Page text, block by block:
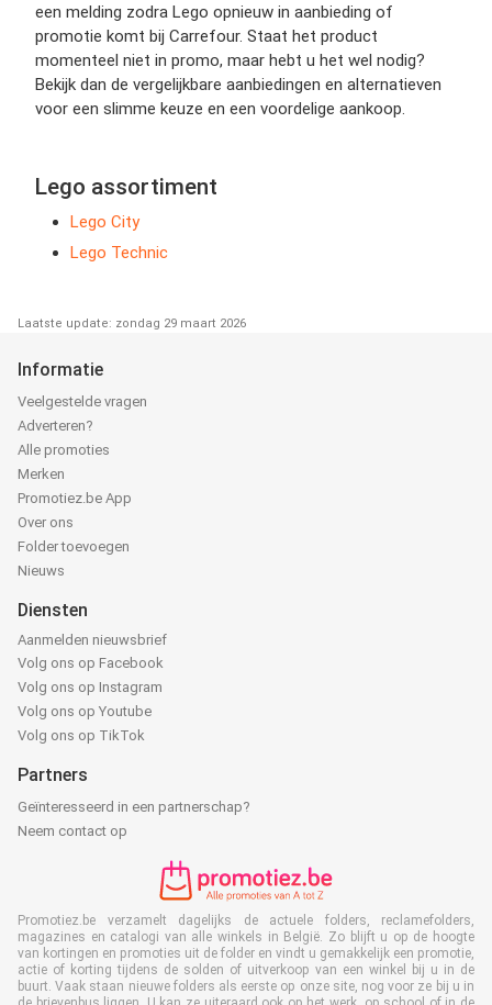
een melding zodra Lego opnieuw in aanbieding of
promotie komt bij Carrefour. Staat het product
momenteel niet in promo, maar hebt u het wel nodig?
Bekijk dan de vergelijkbare aanbiedingen en alternatieven
voor een slimme keuze en een voordelige aankoop.
Lego assortiment
Lego City
Lego Technic
Laatste update: zondag 29 maart 2026
Informatie
Veelgestelde vragen
Adverteren?
Alle promoties
Merken
Promotiez.be App
Over ons
Folder toevoegen
Nieuws
Diensten
Aanmelden nieuwsbrief
Volg ons op Facebook
Volg ons op Instagram
Volg ons op Youtube
Volg ons op TikTok
Partners
Geïnteresseerd in een partnerschap?
Neem contact op
Promotiez.be verzamelt dagelijks de actuele folders, reclamefolders,
magazines en catalogi van alle winkels in België. Zo blijft u op de hoogte
van kortingen en promoties uit de folder en vindt u gemakkelijk een promotie,
actie of korting tijdens de solden of uitverkoop van een winkel bij u in de
buurt. Vaak staan nieuwe folders als eerste op onze site, nog voor ze bij u in